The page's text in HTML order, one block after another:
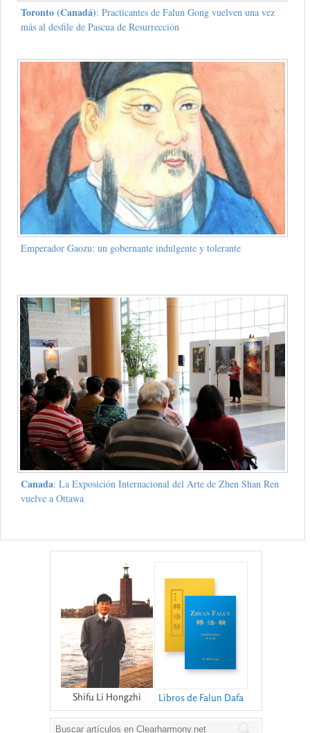
Toronto (Canadá): Practicantes de Falun Gong vuelven una vez
más al desfile de Pascua de Resurrección
Emperador Gaozu: un gobernante indulgente y tolerante
Canada: La Exposición Internacional del Arte de Zhen Shan Ren
vuelve a Ottawa
Shifu Li Hongzhi Libros de Falun Dafa